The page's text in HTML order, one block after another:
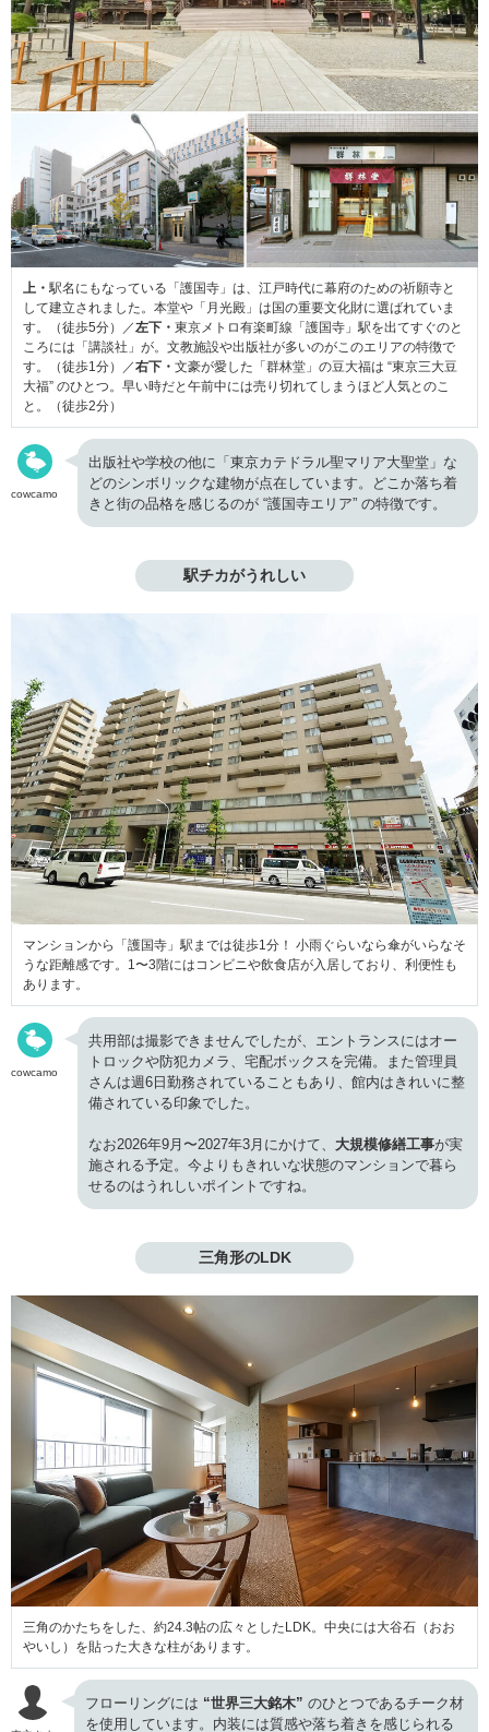
上・駅名にもなっている「護国寺」は、江戸時代に幕府のための祈願寺と
して建立されました。本堂や「月光殿」は国の重要文化財に選ばれていま
す。（徒歩5分）／左下・ 東京メトロ有楽町線「護国寺」駅を出てすぐのと
ころには「講談社」が。文教施設や出版社が多いのがこのエリアの特徴で
す。（徒歩1分）／右下・ 文豪が愛した「群林堂」の豆大福は “東京三大豆
大福” のひとつ。早い時だと午前中には売り切れてしまうほど人気とのこ
と。（徒歩2分）
cowcamo
出版社や学校の他に「東京カテドラル聖マリア大聖堂」な
どのシンボリックな建物が点在しています。どこか落ち着
きと街の品格を感じるのが “護国寺エリア” の特徴です。
駅チカがうれしい
マンションから「護国寺」駅までは徒歩1分！ 小雨ぐらいなら傘がいらなそ
うな距離感です。1〜3階にはコンビニや飲食店が入居しており、利便性も
あります。
cowcamo
共用部は撮影できませんでしたが、エントランスにはオー
トロックや防犯カメラ、宅配ボックスを完備。また管理員
さんは週6日勤務されていることもあり、館内はきれいに整
備されている印象でした。
なお2026年9月〜2027年3月にかけて、 大規模修繕工事が実
施される予定。今よりもきれいな状態のマンションで暮ら
せるのはうれしいポイントですね。
三角形のLDK
三角のかたちをした、約24.3帖の広々としたLDK。中央には大谷石（おお
やいし）を貼った大きな柱があります。
フローリングには “世界三大銘木” のひとつであるチーク材
を使用しています。内装には質感や落ち着きを感じられる